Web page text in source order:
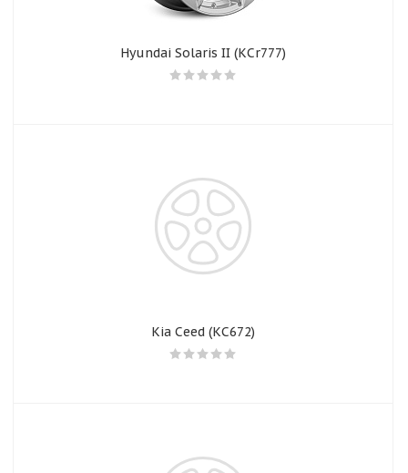
Hyundai Solaris II (КСr777)
Kia Ceed (КС672)